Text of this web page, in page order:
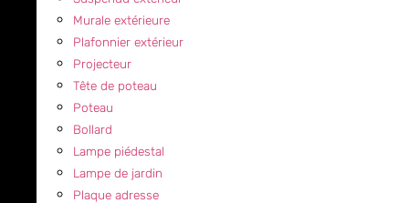
Murale extérieure
Plafonnier extérieur
Projecteur
Tête de poteau
Poteau
Bollard
Lampe piédestal
Lampe de jardin
Plaque adresse